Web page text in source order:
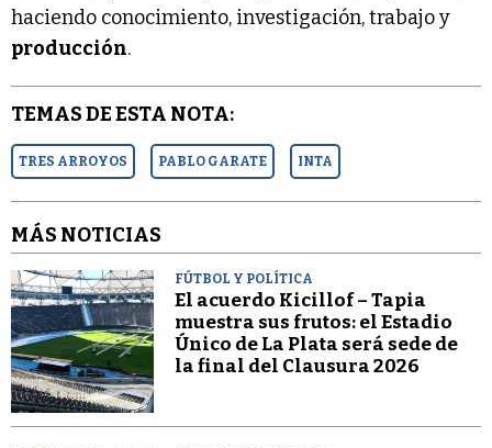
haciendo conocimiento, investigación, trabajo y
producción.
TEMAS DE ESTA NOTA:
TRES ARROYOS PABLO GARATE INTA
MÁS NOTICIAS
FÚTBOL Y POLÍTICA
El acuerdo Kicillof – Tapia
muestra sus frutos: el Estadio
Único de La Plata será sede de
la final del Clausura 2026